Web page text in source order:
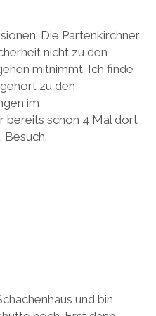
Die Partenkirchner
nicht zu den
mitnimmt. Ich finde
zu den
im
bereits schon 4 Mal dort
Besuch.
und bin